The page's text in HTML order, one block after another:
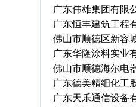
广东伟雄集团有限
广东恒丰建筑工程
佛山市顺德区新容
广东华隆涂料实业
佛山市顺德海尔电
广东德美精细化工
广东天乐通信设备